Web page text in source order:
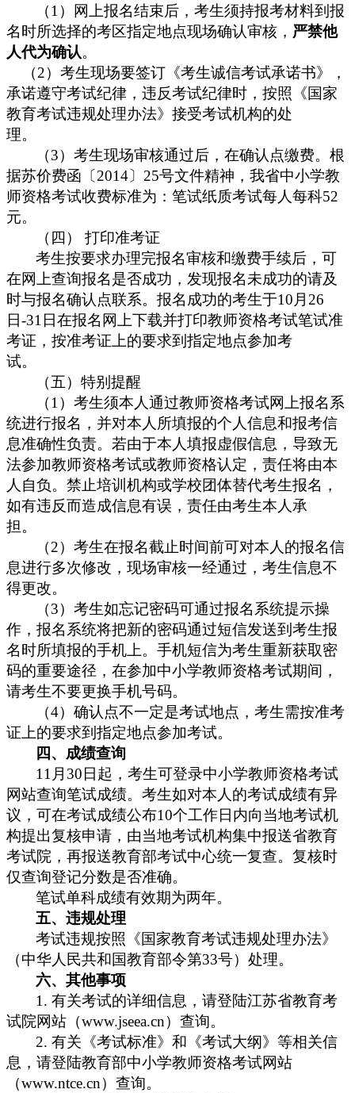
（ 1 ）网上报名结束后，考生须持报考材料到报
名时所选择的考区指定地点现场确认审核， 严禁他
人代为确认。
（ 2）考生现场要签订《考生诚信考试承诺书》，
承诺遵守考试纪律，违反考试纪律时，按照《国家
教育考试违规处理办法》接受考试机构的处
理。
（ 3 ）考生现场审核通过后，在确认点缴费。根
据苏价费函〔 2014〕 25号文件精神，我省中小学教
师资格考试收费标准为：笔试纸质考试每人每科52
元。
（四） 打印准考证
考生按要求办理完报名审核和缴费手续后，可
在网上查询报名是否成功，发现报名未成功的请及
时与报名确认点联系。报名成功的考生于10月 26
日 -31 日在报名网上下载并打印教师资格考试笔试准
考证，按准考证上的要求到指定地点参加考
试。
（五）特别提醒
（ 1 ）考生须本人通过教师资格考试网上报名系
统进行报名，并对本人所填报的个人信息和报考信
息准确性负责。若由于本人填报虚假信息，导致无
法参加教师资格考试或教师资格认定，责任将由本
人自负。禁止培训机构或学校团体替代考生报名，
如有违反而造成信息有误，责任由考生本人承
担。
（ 2）考生在报名截止时间前可对本人的报名信
息进行多次修改，现场审核一经通过，考生信息不
得更改。
（ 3）考生如忘记密码可通过报名系统提示操
作，报名系统将把新的密码通过短信发送到考生报
名时所填报的手机上。手机短信为考生重新获取密
码的重要途径，在参加中小学教师资格考试期间，
请考生不要更换手机号码。
（4）确认点不一定是考试地点，考生需按准考
证上的要求到指定地点参加考试。
四、成绩查询
11 月 30 日起，考生可登录中小学教师资格考试
网站查询笔试成绩。考生如对本人的考试成绩有异
议，可在考试成绩公布10个工作日内向当地考试机
构提出复核申请，由当地考试机构集中报送省教育
考试院，再报送教育部考试中心统一复查。复核时
仅查询登记分数是否准确。
笔试单科成绩有效期为两年。
五、违规处理
考试违规按照《国家教育考试违规处理办法》
（中华人民共和国教育部令第33号）处理。
六、其他事项
1. 有关考试的详细信息，请登陆江苏省教育考
试院网站（www.jseea.cn）查询。
2. 有关《考试标准》和《考试大纲》等相关信
息，请登陆教育部中小学教师资格考试网站
（www.ntce.cn ）查询。